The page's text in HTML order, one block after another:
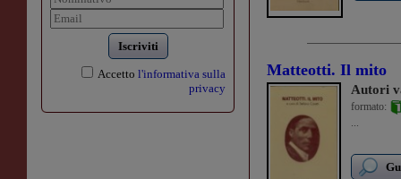
Iscriviti
Accetto l'informativa sulla
privacy
Matteotti. Il mito
Autori
formato:
...